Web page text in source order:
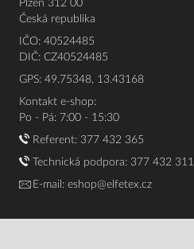
Plzeň 312 00
Česká republika
IČO: 40524485
DIČ: CZ40524485
GPS: 49.75348, 13.43168
Kontakt e-shop:
Po - Pá: 7:00 - 15:30
Referent: 377 432 365
Technická podpora: 377 432 311
E-mail: eshop@elfetex.cz